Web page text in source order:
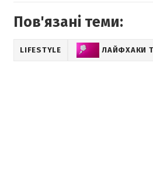
Пов'язані теми:
LIFESTYLE ЛАЙФХАКИ